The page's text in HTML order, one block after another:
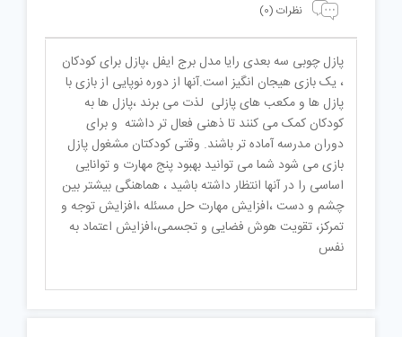
نظرات (0)
پازل چوبی سه بعدی رایا مدل برج ایفل ،پازل برای کودکان
، یک بازی هیجان انگیز است.آنها از دوره نوپایی از بازی با
پازل ها و مکعب های پازلی لذت می برند ،پازل ها به
کودکان کمک می کنند تا ذهنی فعال تر داشته و برای
دوران مدرسه آماده تر باشند. وقتی کودکتان مشغول پازل
بازی می شود شما می توانید بهبود پنج مهارت و توانایی
اساسی را در آنها انتظار داشته باشید ، هماهنگی بیشتر بین
چشم و دست ،افزایش مهارت حل مسئله ،افزایش توجه و
تمرکز، تقویت هوش فضایی و تجسمی،افزایش اعتماد به
نفس